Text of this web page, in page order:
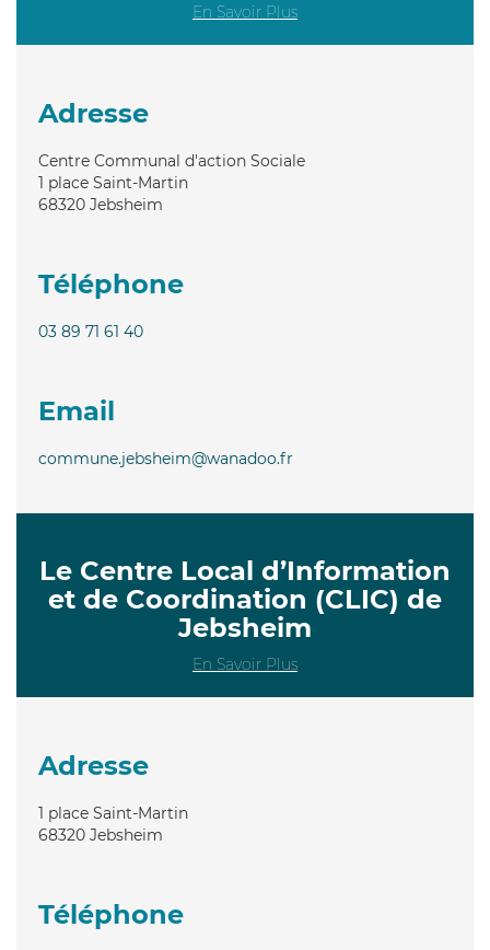
En Savoir Plus
Adresse
Centre Communal d'action Sociale
1 place Saint-Martin
68320 Jebsheim
Téléphone
03 89 71 61 40
Email
commune.jebsheim@wanadoo.fr
Le Centre Local d’Information
et de Coordination (CLIC) de
Jebsheim
En Savoir Plus
Adresse
1 place Saint-Martin
68320 Jebsheim
Téléphone